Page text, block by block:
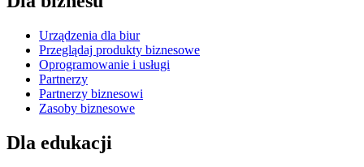
Urządzenia dla biur
Przeglądaj produkty biznesowe
Oprogramowanie i usługi
Partnerzy
Partnerzy biznesowi
Zasoby biznesowe
Dla edukacji